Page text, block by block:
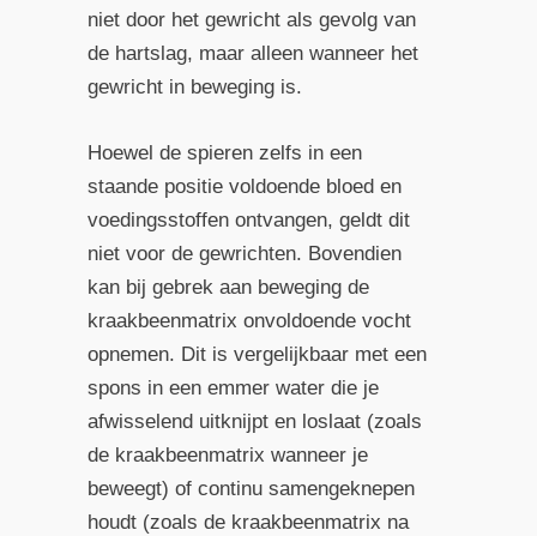
niet door het gewricht als gevolg van
de hartslag, maar alleen wanneer het
gewricht in beweging is.
Hoewel de spieren zelfs in een
staande positie voldoende bloed en
voedingsstoffen ontvangen, geldt dit
niet voor de gewrichten. Bovendien
kan bij gebrek aan beweging de
kraakbeenmatrix onvoldoende vocht
opnemen. Dit is vergelijkbaar met een
spons in een emmer water die je
afwisselend uitknijpt en loslaat (zoals
de kraakbeenmatrix wanneer je
beweegt) of continu samengeknepen
houdt (zoals de kraakbeenmatrix na